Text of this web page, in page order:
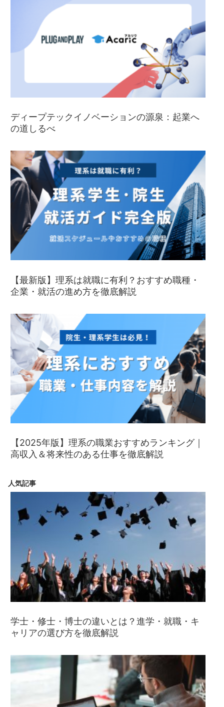
ディープテックイノベーションの源泉：起業へ
の道しるべ
【最新版】理系は就職に有利？おすすめ職種・
企業・就活の進め方を徹底解説
【2025年版】理系の職業おすすめランキング｜
高収入＆将来性のある仕事を徹底解説
人気記事
学士・修士・博士の違いとは？進学・就職・キ
ャリアの選び方を徹底解説